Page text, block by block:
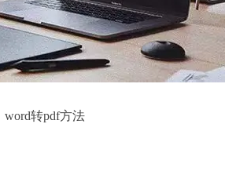
转pdf方法